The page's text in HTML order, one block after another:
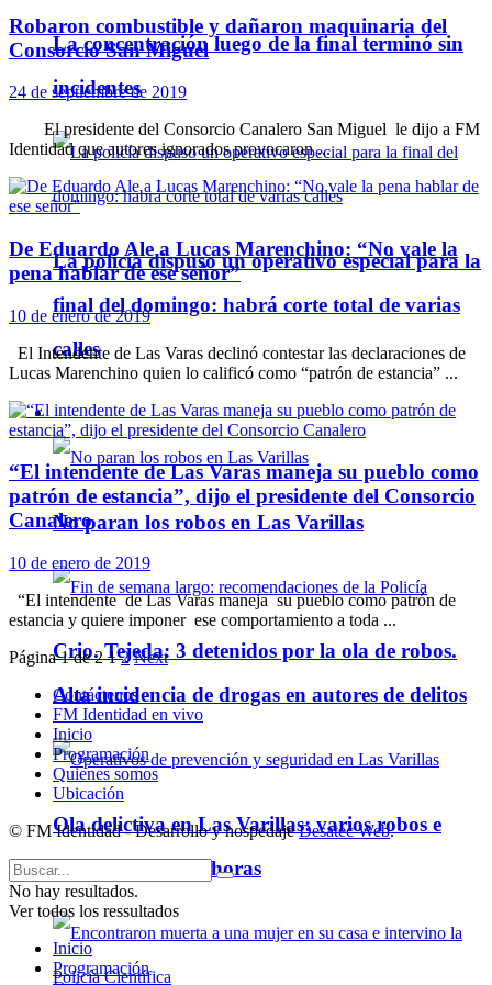
La concentración luego de la final terminó sin
incidentes
La policía dispuso un operativo especial para la
final del domingo: habrá corte total de varias
calles
Policiales
No paran los robos en Las Varillas
Crio. Tejeda: 3 detenidos por la ola de robos.
Alta incidencia de drogas en autores de delitos
Ola delictiva en Las Varillas: varios robos e
intentos en pocas horas
Robaron combustible y dañaron maquinaria del
Consorcio San Miguel
24 de septiembre de 2019
El presidente del Consorcio Canalero San Miguel le dijo a FM
Identidad que autores ignorados provocaron ...
De Eduardo Ale a Lucas Marenchino: “No vale la
pena hablar de ese señor”
10 de enero de 2019
El Intendente de Las Varas declinó contestar las declaraciones de
Lucas Marenchino quien lo calificó como “patrón de estancia” ...
“El intendente de Las Varas maneja su pueblo como
patrón de estancia”, dijo el presidente del Consorcio
Canalero
10 de enero de 2019
“El intendente de Las Varas maneja su pueblo como patrón de
estancia y quiere imponer ese comportamiento a toda ...
Página 1 de 2 1 2 Next
Contáctenos
FM Identidad en vivo
Inicio
Programación
Quienes somos
Ubicación
© FM Identidad - Desarrollo y hospedajeDesatec Web.
No hay resultados.
Ver todos los ressultados
Inicio
Programación